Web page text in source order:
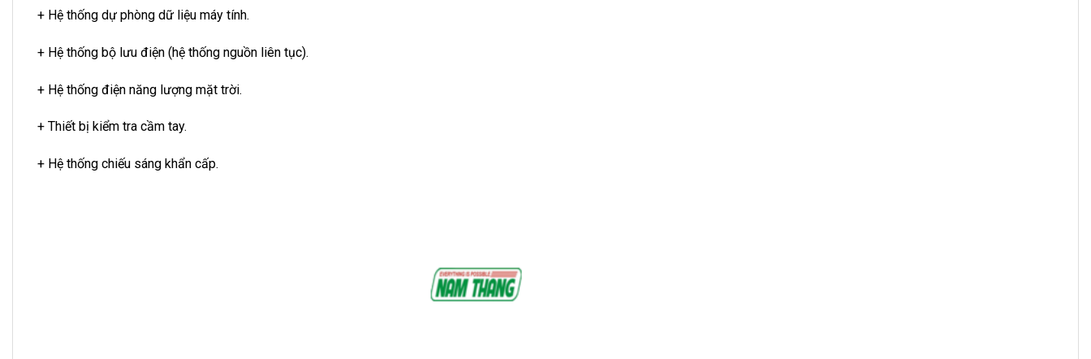
+ Hệ thống dự phòng dữ liệu máy tính.
+ Hệ thống bộ lưu điện (hệ thống nguồn liên tục).
+ Hệ thống điện năng lượng mặt trời.
+ Thiết bị kiểm tra cầm tay.
+ Hệ thống chiếu sáng khẩn cấp.